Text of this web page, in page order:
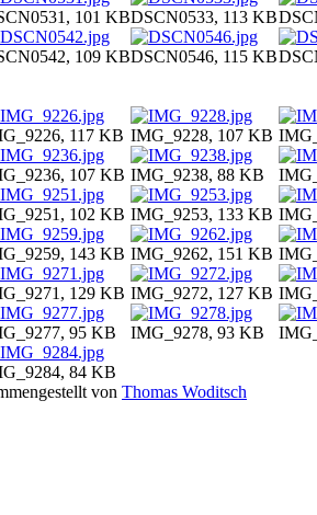
101 KBDSCN0533, 113 KB
109 KBDSCN0546, 115 KB
117 KB IMG_9228, 107 KB
107 KB IMG_9238, 88 KB
102 KB IMG_9253, 133 KB
143 KB IMG_9262, 151 KB
129 KB IMG_9272, 127 KB
95 KB IMG_9278, 93 KB
84 KB
von Thomas Woditsch